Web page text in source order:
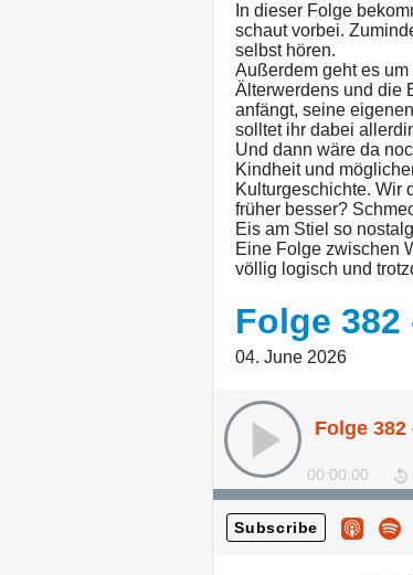
In dieser Folge
schaut vorbei.
selbst hören.
Außerdem geht es
Älterwerdens und die
anfängt, seine
solltet ihr dabei
Und dann wäre da
Kindheit und
Kulturgeschichte. Wir
früher besser?
Eis am Stiel so
Eine Folge zwischen
völlig logisch und
Folge 382
04. June 2026
Folge
00:00:00
Subscribe